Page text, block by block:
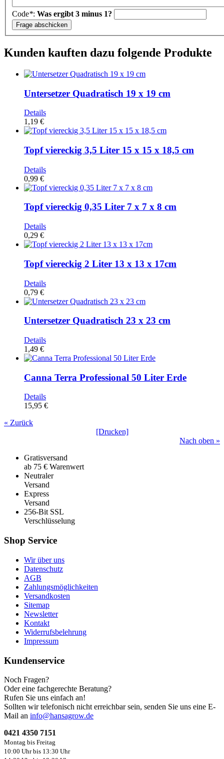
Code*: Was ergibt 3 minus 1?
Kunden kauften dazu folgende Produkte
Untersetzer Quadratisch 19 x 19 cm
Details
1,19 €
Topf viereckig 3,5 Liter 15 x 15 x 18,5 cm
Details
0,99 €
Topf viereckig 0,35 Liter 7 x 7 x 8 cm
Details
0,29 €
Topf viereckig 2 Liter 13 x 13 x 17cm
Details
0,79 €
Untersetzer Quadratisch 23 x 23 cm
Details
1,49 €
Canna Terra Professional 50 Liter Erde
Details
15,95 €
« Zurück
[Drucken]
Nach oben »
Gratisversand
ab 75 € Warenwert
Neutraler
Versand
Express
Versand
256-Bit SSL
Verschlüsselung
Shop Service
Wir über uns
Datenschutz
AGB
Zahlungsmöglichkeiten
Versandkosten
Sitemap
Newsletter
Kontakt
Widerrufsbelehrung
Impressum
Kundenservice
Noch Fragen?
Oder eine fachgerechte Beratung?
Rufen Sie uns einfach an!
Sollten wir telefonisch nicht erreichbar sein, senden Sie uns eine E-
Mail an info@hansagrow.de
0421 4350 7151
Montag bis Freitag
10:00 Uhr bis 13:30 Uhr